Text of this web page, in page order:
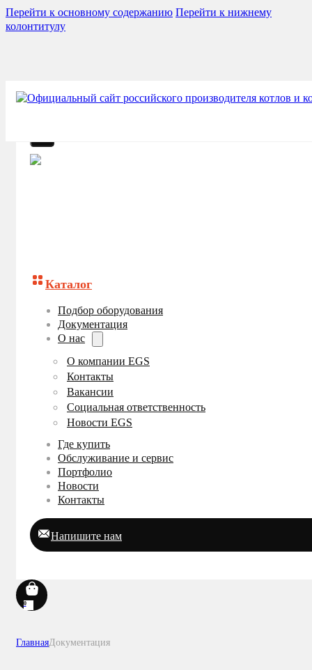
Перейти к основному содержанию Перейти к нижнему
колонтитулу
Каталог
Подбор оборудования
Документация
О нас
О компании EGS
Контакты
Вакансии
Социальная ответственность
Новости EGS
Где купить
Обслуживание и сервис
Портфолио
Новости
Контакты
Напишите нам
0
ГлавнаяДокументация